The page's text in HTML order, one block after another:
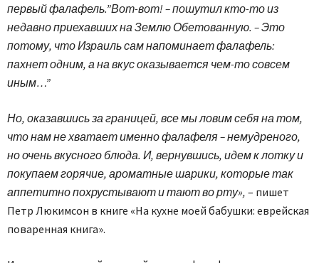
первый фалафель.”Вот-вот! – пошутил кто-то из
недавно приехавших на Землю Обетованную. – Это
потому, что Израиль сам напоминает фалафель:
пахнет одним, а на вкус оказывается чем-то совсем
иным…”
Но, оказавшись за границей, все мы ловим себя на том,
что нам не хватает именно фалафеля – немудреного,
но очень вкусного блюда. И, вернувшись, идем к лотку и
покупаем горячие, ароматные шарики, которые так
аппетитно похрустывают и тают во рту», – пишет
Петр Люкимсон в книге «На кухне моей бабушки: еврейская
поваренная книга».